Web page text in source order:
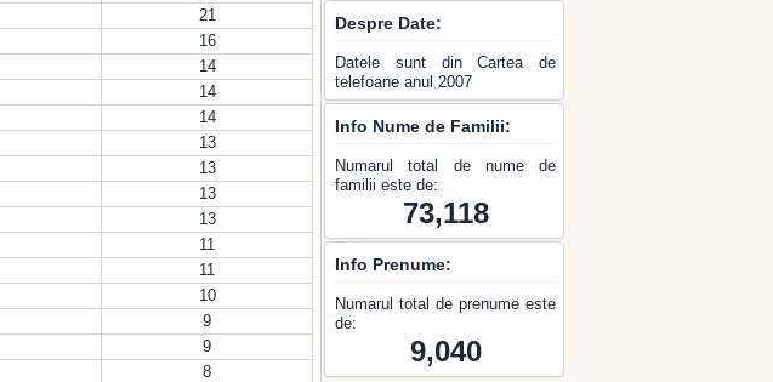
21
16
14
14
14
13
13
13
13
11
11
10
9
9
8
Despre Date:
Datele sunt din Cartea de
telefoane anul 2007
Info Nume de Familii:
Numarul total de nume de
familii este de:
73,118
Info Prenume:
Numarul total de prenume este
de:
9,040